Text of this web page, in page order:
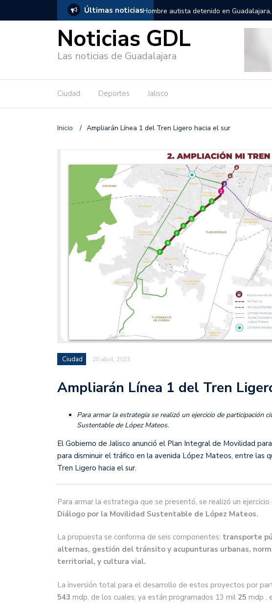
Últimas noticias
salió de los separos sin lesiones graves Títeres gigantes recorrerán las calles
Noticias GDL
Las noticias de Guadalajara
Ciudad Deportes Jalisco
Inicio / Ampliarán Línea 1 del Tren Ligero hacia el sur
Ciudad 20 abril, 2023
Ampliarán Línea 1 del Tren
Para armar la estrategia se realizó un ejercicio de participación
Sustentable de López Mateos.
El Gobierno de Jalisco anunció el Plan Integral de Movilidad
para disminuir el tráfico en la avenida López Mateos, entre las
Tren Ligero hacia el sur.
Para armar la estrategia que se presentó, se realizó un
Diálogo por la Movilidad Sustentable de López Mateos.
La propuesta se conforma de seis componentes: transporte
alternas, gestión del tránsito y acupunturas urbanas,
territorial, y cultura vial.
La inversión total para el desarrollo de estos proyectos por
543 mdp, de los cuales, ya están programados 13 mil 25 mdp ,